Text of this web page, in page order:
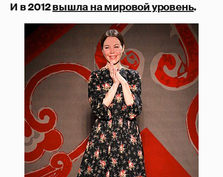
И в 2012вышла на мировой уровень.